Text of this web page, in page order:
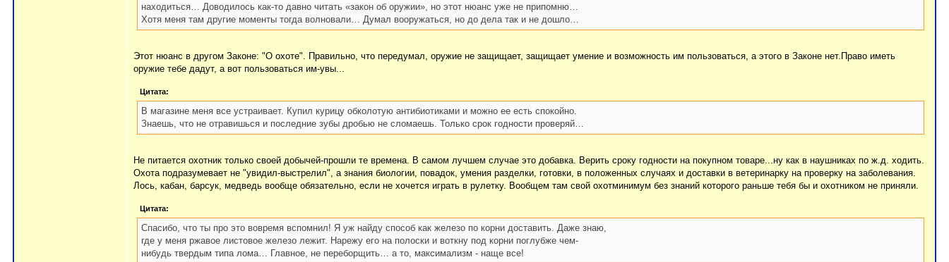
находиться… Доводилось как-то давно читать «закон об оружии», но этот нюанс уже не припомню…
Хотя меня там другие моменты тогда волновали… Думал вооружаться, но до дела так и не дошло…
Этот нюанс в другом Законе: "О охоте". Правильно, что передумал, оружие не защищает, защищает умение и возможность им пользоваться, а этого в Законе нет.Право иметь
оружие тебе дадут, а вот пользоваться им-увы...
Цитата:
В магазине меня все устраивает. Купил курицу обколотую антибиотиками и можно ее есть спокойно.
Знаешь, что не отравишься и последние зубы дробью не сломаешь. Только срок годности проверяй…
Не питается охотник только своей добычей-прошли те времена. В самом лучшем случае это добавка. Верить сроку годности на покупном товаре...ну как в наушниках по ж.д. ходить.
Охота подразумевает не "увидил-выстрелил", а знания биологии, повадок, умения разделки, готовки, в положенных случаях и доставки в ветеринарку на проверку на заболевания.
Лось, кабан, барсук, медведь вообще обязательно, если не хочется играть в рулетку. Вообщем там свой охотминимум без знаний которого раньше тебя бы и охотником не приняли.
Цитата:
Спасибо, что ты про это вовремя вспомнил! Я уж найду способ как железо по корни доставить. Даже знаю,
где у меня ржавое листовое железо лежит. Нарежу его на полоски и воткну под корни поглубже чем-
нибудь твердым типа лома… Главное, не переборщить… а то, максимализм - наще все!